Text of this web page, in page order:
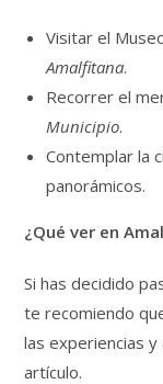
Visitar el
Amalfitana.
Recorrer el
Municipio.
Contemplar la
panorámicos.
¿Qué ver en
Si has decidido
te recomiendo
las experiencias
artículo.